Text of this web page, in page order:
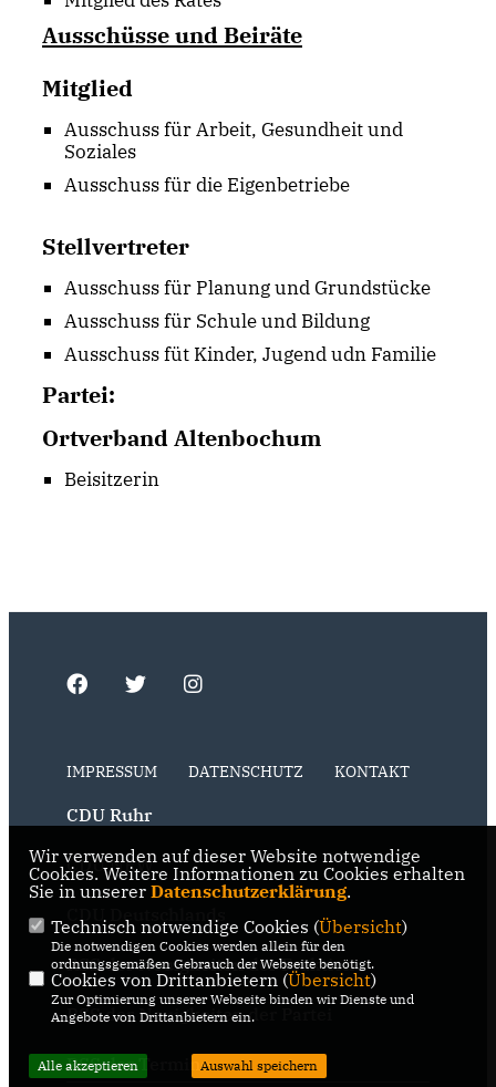
Ausschüsse und Beiräte
Mitglied
Ausschuss für Arbeit, Gesundheit und
Soziales
Ausschuss für die Eigenbetriebe
Stellvertreter
Ausschuss für Planung und Grundstücke
Ausschuss für Schule und Bildung
Ausschuss füt Kinder, Jugend udn Familie
Partei:
Ortverband Altenbochum
Beisitzerin
IMPRESSUM DATENSCHUTZ KONTAKT
CDU Ruhr
CDU NRW
CDU Deutschlands
RSS der Neuigkeiten der Fraktion
RSS der Neuigkeiten der Partei
RSS der Termine
Wir verwenden auf dieser Website notwendige
Cookies. Weitere Informationen zu Cookies erhalten
Sie in unserer Datenschutzerklärung.
Technisch notwendige Cookies (Übersicht)
Die notwendigen Cookies werden allein für den
ordnungsgemäßen Gebrauch der Webseite benötigt.
Cookies von Drittanbietern (Übersicht)
Zur Optimierung unserer Webseite binden wir Dienste und
Angebote von Drittanbietern ein.
Alle akzeptieren Auswahl speichern